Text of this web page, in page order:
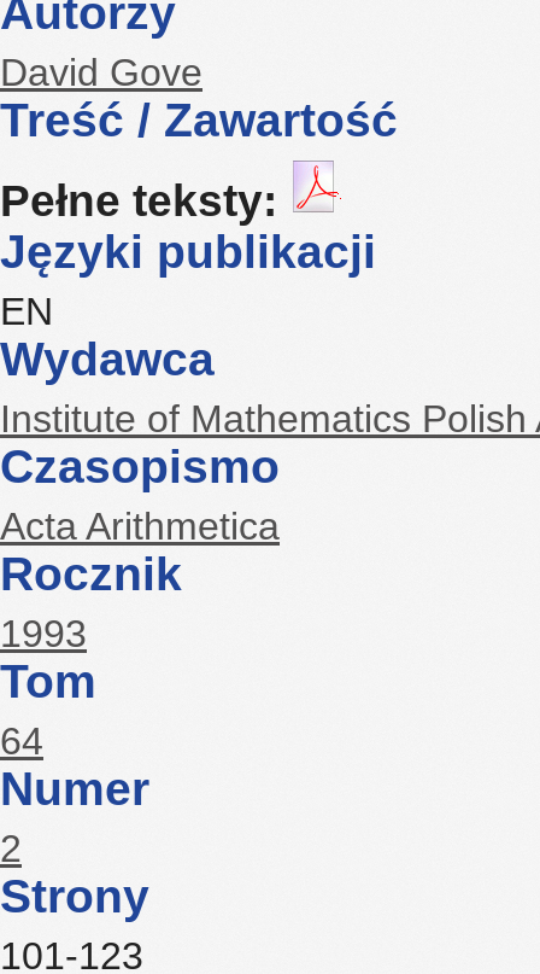
Autorzy
David Gove
Treść / Zawartość
Pełne teksty:
Języki publikacji
EN
Wydawca
Institute of Mathematics
Czasopismo
Acta Arithmetica
Rocznik
1993
Tom
64
Numer
2
Strony
101-123